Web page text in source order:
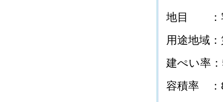
地目 ：
用途地域
建ぺい率
容積率 ：